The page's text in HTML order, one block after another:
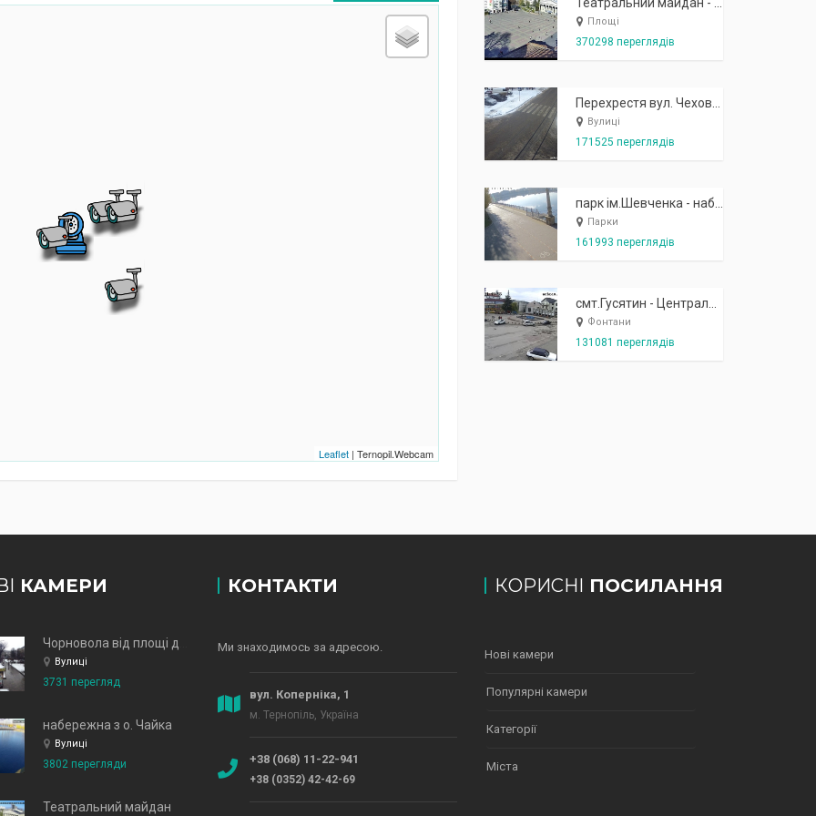
Leaflet| Ternopil.Webcam
Площі
370298 переглядів
Вулиці
171525 переглядів
Парки
161993 переглядів
Фонтани
131081 переглядів
КАМЕРИ
Вулиці
3731 перегляд
набережна з о. Чайка
Вулиці
3802 перегляди
Театральний майдан
КОНТАКТИ
Ми знаходимось за адресою.
вул. Коперніка, 1
м. Тернопіль, Україна
+38 (068) 11-22-941
+38 (0352) 42-42-69
КОРИСНІ ПОСИЛАННЯ
Нові камери
Популярні камери
Категорії
Міста